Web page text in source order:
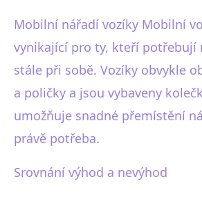
Mobilní nářadí vozíky Mobilní
vynikající pro ty, kteří potřebují
stále při sobě. Vozíky obvykle
a poličky a jsou vybaveny
umožňuje snadné přemístění
právě potřeba.
Srovnání výhod a nevýhod